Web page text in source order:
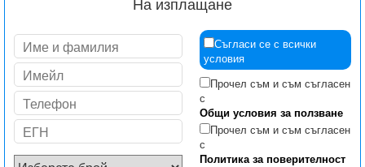
Съгласи се с всички
условия
Прочел съм и съм съгласен
с
Общи условия за ползване
Прочел съм и съм съгласен
с
Политика за поверителност